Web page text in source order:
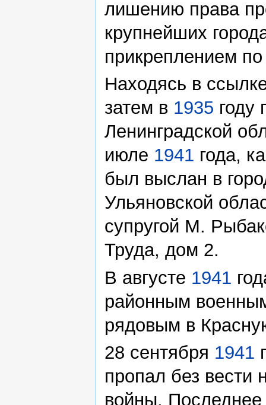
лишению права
крупнейших
прикреплением
Находясь в
затем в 1935 году
Ленинградской
июле 1941 года,
был выслан в
Ульяновской
супругой М.
Труда, дом 2.
В августе 1941
районным
рядовым в
28 сентября 1941
пропал без вести
войны.